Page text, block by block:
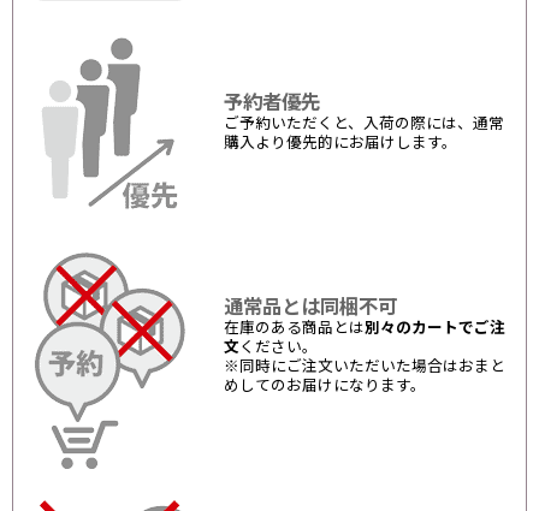
予約者優先
ご予約いただくと、入荷の際には、通常
購入より優先的にお届けします。
通常品とは同梱不可
在庫のある商品とは別々のカートでご注
文 ください。
※同時にご注文いただいた場合はおまと
めしてのお届けになります。